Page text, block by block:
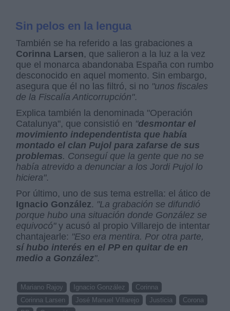
Sin pelos en la lengua
También se ha referido a las grabaciones a
Corinna Larsen, que salieron a la luz a la vez
que el monarca abandonaba España con rumbo
desconocido en aquel momento. Sin embargo,
asegura que él no las filtró, si no "unos fiscales
de la Fiscalía Anticorrupción".
Explica también la denominada "Operación
Catalunya", que consistió en "desmontar el
movimiento independentista que había
montado el clan Pujol para zafarse de sus
problemas. Conseguí que la gente que no se
había atrevido a denunciar a los Jordi Pujol lo
hiciera".
Por último, uno de sus tema estrella: el ático de
Ignacio González. "La grabación se difundió
porque hubo una situación donde González se
equivocó"y acusó al propio Villarejo de intentar
chantajearle: "Eso era mentira. Por otra parte,
sí hubo interés en el PP en quitar de en
medio a González".
Mariano Rajoy Ignacio González
Corinna
Corinna Larsen
José Manuel Villarejo Justicia
Corona